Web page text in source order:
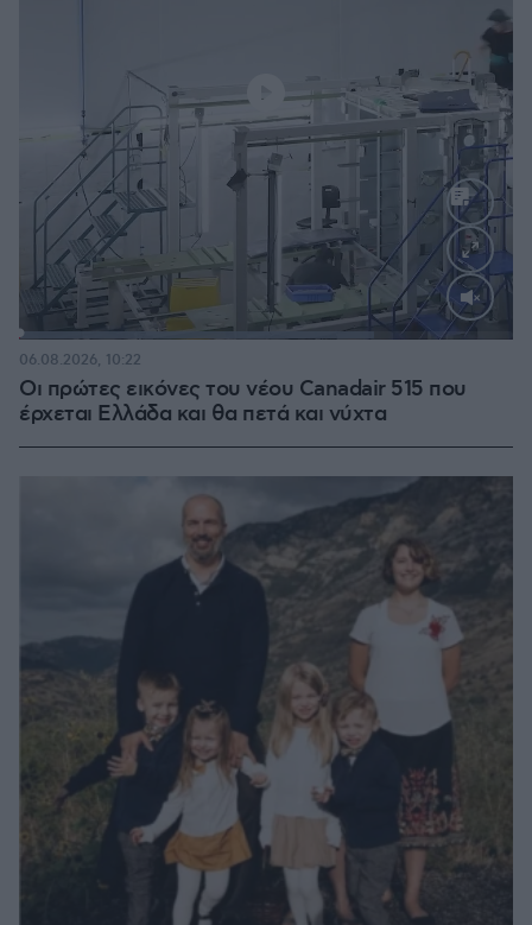
Loaded
Οι πρώτες εικόνες του νέου Canadair 515 που
έρχεται Ελλάδα και θα πετά και νύχτα
06.08.2026, 10:22